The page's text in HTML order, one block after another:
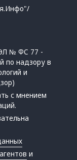
№ ФС 77 -
по надзору в
и
с мнением
и